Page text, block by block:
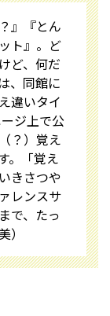
』『とん
』――。ど
ど、何だ
、同館に
違いタイ
ジ上で公
？）覚え
。「覚え
きさつや
レンスサ
で、たっ